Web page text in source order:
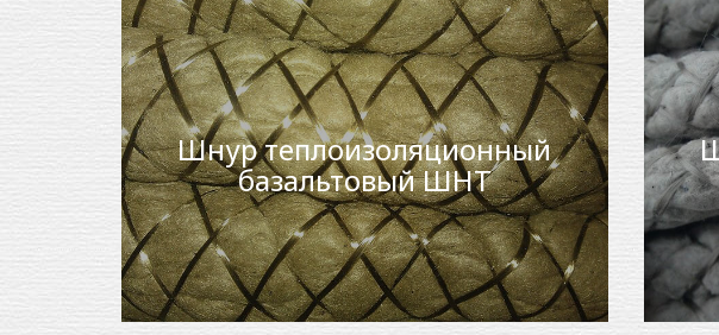
Шнур теплоизоляционный
базальтовый ШНТ